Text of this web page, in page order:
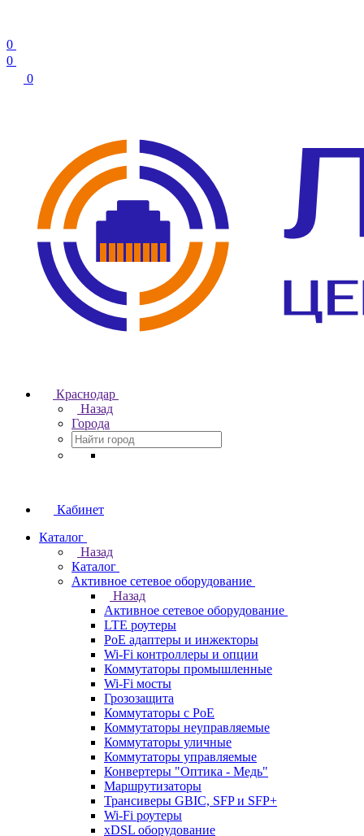
0
0
0
Краснодар
Назад
Города
Кабинет
Каталог
Назад
Каталог
Активное сетевое оборудование
Назад
Активное сетевое оборудование
LTE роутеры
PoE адаптеры и инжекторы
Wi-Fi контроллеры и опции
Коммутаторы промышленные
Wi-Fi мосты
Грозозащита
Коммутаторы c PoE
Коммутаторы неуправляемые
Коммутаторы уличные
Коммутаторы управляемые
Конвертеры "Оптика - Медь"
Маршрутизаторы
Трансиверы GBIC, SFP и SFP+
Wi-Fi роутеры
xDSL оборудование